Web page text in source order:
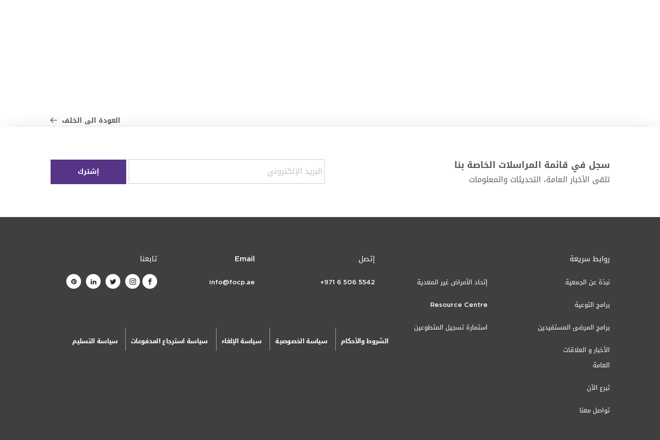
العودة الى الخلف
سجل في قائمة المراسلات الخاصة بنا
تلقى الأخبار العامة، التحديثات والمعلومات
روابط سريعة
نبذة عن الجمعية
برامج التوعية
برامج المرضى المستفيدين
إتحاد الأمراض غير المعدية
Resource Centre
استمارة تسجيل المتطوعين
الأخبار و العلاقات
العامة
تبرع الآن
تواصل معنا
إتصل
+971 6 506 5542
Email
info@focp.ae
تابعنا
الشروط والأحكام سياسة الخصوصية سياسة الإلغاء سياسة استرجاع المدفوعات سياسة التسليم